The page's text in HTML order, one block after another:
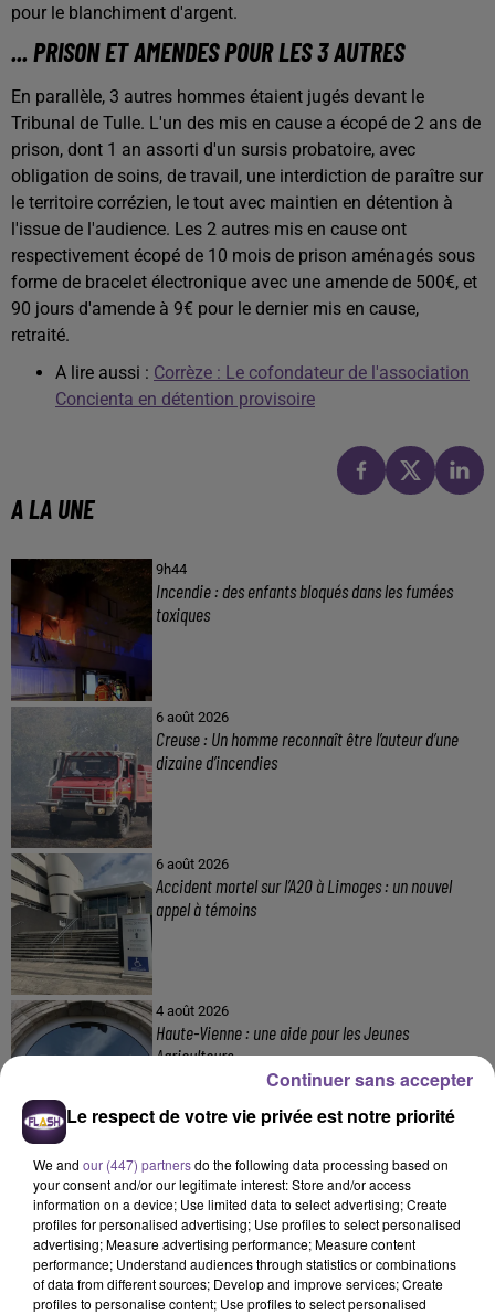
pour le blanchiment d'argent.
... PRISON ET AMENDES POUR LES 3 AUTRES
En parallèle, 3 autres hommes étaient jugés devant le
Tribunal de Tulle. L'un des mis en cause a écopé de 2 ans de
prison, dont 1 an assorti d'un sursis probatoire, avec
obligation de soins, de travail, une interdiction de paraître sur
le territoire corrézien, le tout avec maintien en détention à
l'issue de l'audience. Les 2 autres mis en cause ont
respectivement écopé de 10 mois de prison aménagés sous
forme de bracelet électronique avec une amende de 500€, et
90 jours d'amende à 9€ pour le dernier mis en cause,
retraité.
A lire aussi : Corrèze : Le cofondateur de l'association
Concienta en détention provisoire
A LA UNE
9h44
Incendie : des enfants bloqués dans les fumées
toxiques
6 août 2026
Creuse : Un homme reconnaît être l’auteur d’une
dizaine d’incendies
6 août 2026
Accident mortel sur l’A20 à Limoges : un nouvel
appel à témoins
4 août 2026
Haute-Vienne : une aide pour les Jeunes
Agriculteurs
DERNIERS TITRES
Le respect de votre vie privée est notre priorité
We and our (447) partnersdo the following data processing based on
your consent and/or our legitimate interest: Store and/or access
information on a device; Use limited data to select advertising; Create
profiles for personalised advertising; Use profiles to select personalised
advertising; Measure advertising performance; Measure content
performance; Understand audiences through statistics or combinations
of data from different sources; Develop and improve services; Create
profiles to personalise content; Use profiles to select personalised
Continuer sans accepter